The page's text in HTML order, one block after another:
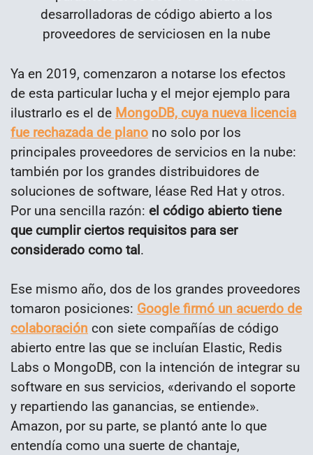
desarrolladoras de código abierto a los
proveedores de serviciosen en la nube
Ya en 2019, comenzaron a notarse los efectos
de esta particular lucha y el mejor ejemplo para
ilustrarlo es el de MongoDB, cuya nueva licencia
fue rechazada de plano no solo por los
principales proveedores de servicios en la nube:
también por los grandes distribuidores de
soluciones de software, léase Red Hat y otros.
Por una sencilla razón: el código abierto tiene
que cumplir ciertos requisitos para ser
considerado como tal.
Ese mismo año, dos de los grandes proveedores
tomaron posiciones: Google firmó un acuerdo de
colaboración con siete compañías de código
abierto entre las que se incluían Elastic, Redis
Labs o MongoDB, con la intención de integrar su
software en sus servicios, «derivando el soporte
y repartiendo las ganancias, se entiende».
Amazon, por su parte, se plantó ante lo que
entendía como una suerte de chantaje,